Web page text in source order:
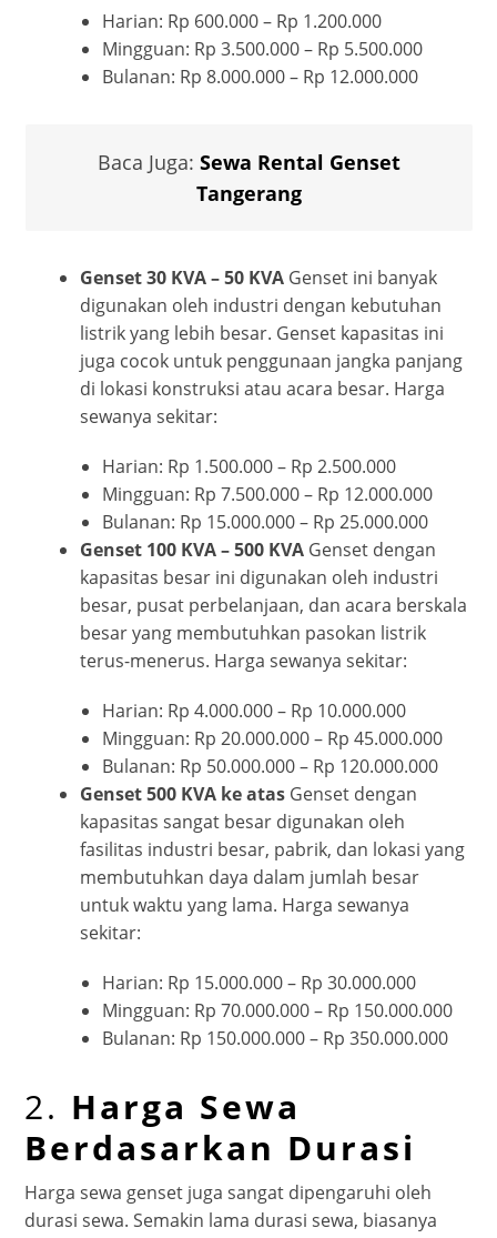
Harian: Rp 600.000 – Rp 1.200.000
Mingguan: Rp 3.500.000 – Rp 5.500.000
Bulanan: Rp 8.000.000 – Rp 12.000.000
Baca Juga: Sewa Rental Genset
Tangerang
Genset 30 KVA – 50 KVA Genset ini banyak
digunakan oleh industri dengan kebutuhan
listrik yang lebih besar. Genset kapasitas ini
juga cocok untuk penggunaan jangka panjang
di lokasi konstruksi atau acara besar. Harga
sewanya sekitar:
Harian: Rp 1.500.000 – Rp 2.500.000
Mingguan: Rp 7.500.000 – Rp 12.000.000
Bulanan: Rp 15.000.000 – Rp 25.000.000
Genset 100 KVA – 500 KVA Genset dengan
kapasitas besar ini digunakan oleh industri
besar, pusat perbelanjaan, dan acara berskala
besar yang membutuhkan pasokan listrik
terus-menerus. Harga sewanya sekitar:
Harian: Rp 4.000.000 – Rp 10.000.000
Mingguan: Rp 20.000.000 – Rp 45.000.000
Bulanan: Rp 50.000.000 – Rp 120.000.000
Genset 500 KVA ke atas Genset dengan
kapasitas sangat besar digunakan oleh
fasilitas industri besar, pabrik, dan lokasi yang
membutuhkan daya dalam jumlah besar
untuk waktu yang lama. Harga sewanya
sekitar:
Harian: Rp 15.000.000 – Rp 30.000.000
Mingguan: Rp 70.000.000 – Rp 150.000.000
Bulanan: Rp 150.000.000 – Rp 350.000.000
2. Harga Sewa
Berdasarkan Durasi
Harga sewa genset juga sangat dipengaruhi oleh
durasi sewa. Semakin lama durasi sewa, biasanya